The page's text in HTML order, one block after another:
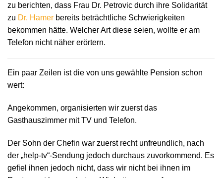
zu berichten, dass Frau Dr. Petrovic durch ihre Solidarität
zu Dr. Hamer bereits beträchtliche Schwierigkeiten
bekommen hätte. Welcher Art diese seien, wollte er am
Telefon nicht näher erörtern.
Ein paar Zeilen ist die von uns gewählte Pension schon
wert:
Angekommen, organisierten wir zuerst das
Gasthauszimmer mit TV und Telefon.
Der Sohn der Chefin war zuerst recht unfreundlich, nach
der „help-tv“-Sendung jedoch durchaus zuvorkommend. Es
gefiel ihnen jedoch nicht, dass wir nicht bei ihnen im